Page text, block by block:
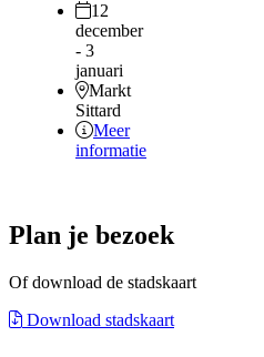
12
december
- 3
januari
Markt
Sittard
Meer
informatie
Plan je bezoek
Of download de stadskaart
Download stadskaart